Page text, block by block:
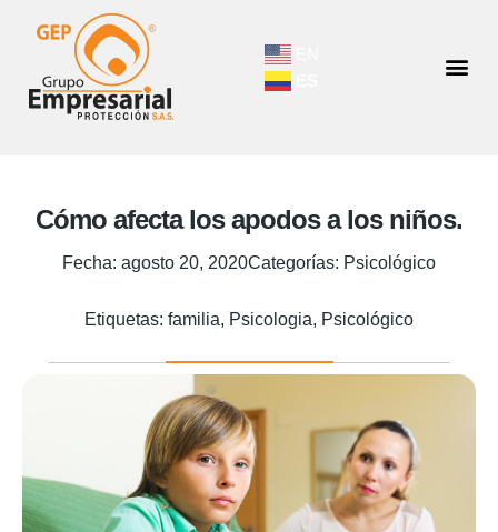
Cómo afecta los apodos a los niños.
Fecha: agosto 20, 2020Categorías: Psicológico
Etiquetas: familia, Psicologia, Psicológico